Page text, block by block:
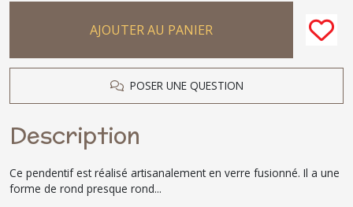
AJOUTER AU PANIER
POSER UNE QUESTION
Description
Ce pendentif est réalisé artisanalement en verre fusionné. Il a une
forme de rond presque rond...